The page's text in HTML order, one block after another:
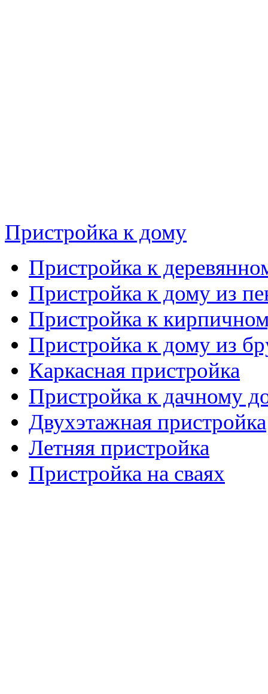
Пристройка к дому
Пристройка к
Пристройка к дому из
Пристройка к
Пристройка к дому из
Каркасная пристройка
Пристройка к дачному
Двухэтажная пристройка
Летняя пристройка
Пристройка на сваях